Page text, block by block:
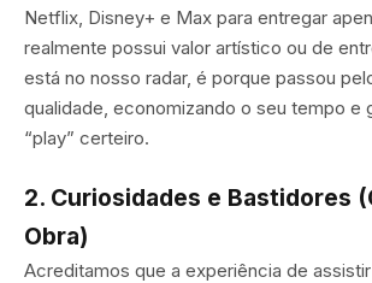
Netflix, Disney+ e Max para entregar
realmente possui valor artístico ou de
está no nosso radar, é porque passou
qualidade, economizando o seu tempo e
“play” certeiro.
2. Curiosidades e Bastidores
Obra)
Acreditamos que a experiência de